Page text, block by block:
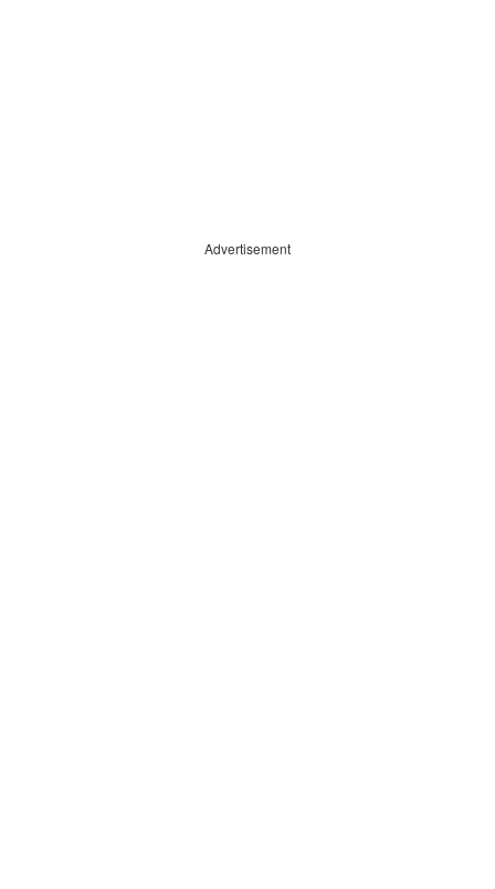
Advertisement